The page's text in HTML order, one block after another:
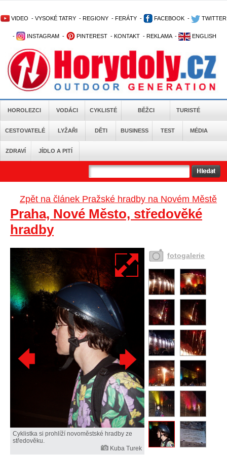
VIDEO - VYSOKÉ TATRY - REGIONY - FERÁTY - FACEBOOK - TWITTER
- INSTAGRAM - PINTEREST - KONTAKT - REKLAMA - ENGLISH
HOROLEZCI VODÁCI CYKLISTÉ BĚŽCI TURISTÉ
CESTOVATELÉ LYŽAŘI DĚTI BUSINESS TEST MÉDIA
ZDRAVÍ JÍDLO A PITÍ
Zpět na článek Pražské hradby na Novém Městě
Praha, Nové Město, středověké
hradby
Cyklistka si prohlíží novoměstské hradby ze
středověku.
Kuba Turek
fotogalerie